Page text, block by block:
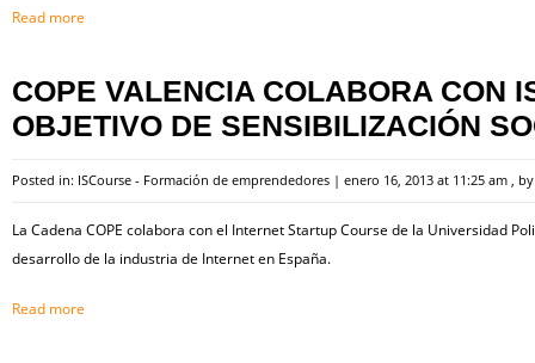
Read more
COPE VALENCIA COLABORA CON
OBJETIVO DE SENSIBILIZACIÓN
Posted in: ISCourse - Formación de emprendedores | enero 16, 2013 at 11:25 am ,
La Cadena COPE colabora con el Internet Startup Course de la Universidad
desarrollo de la industria de Internet en España.
Read more